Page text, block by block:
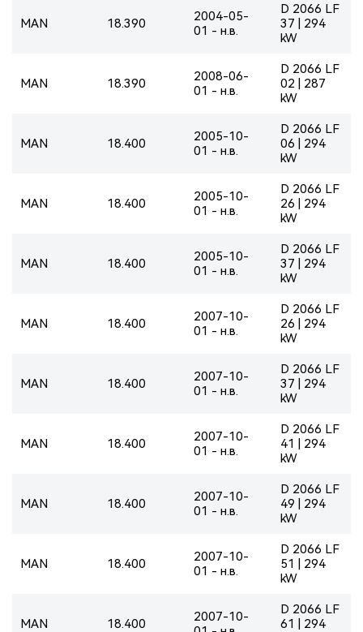
MAN 18.390
2004-05-
01 - н.в.
D 2066 LF
37 | 294
kW
MAN 18.390
2008-06-
01 - н.в.
D 2066 LF
02 | 287
kW
MAN 18.400
2005-10-
01 - н.в.
D 2066 LF
06 | 294
kW
MAN 18.400
2005-10-
01 - н.в.
D 2066 LF
26 | 294
kW
MAN 18.400
2005-10-
01 - н.в.
D 2066 LF
37 | 294
kW
MAN 18.400
2007-10-
01 - н.в.
D 2066 LF
26 | 294
kW
MAN 18.400
2007-10-
01 - н.в.
D 2066 LF
37 | 294
kW
MAN 18.400
2007-10-
01 - н.в.
D 2066 LF
41 | 294
kW
MAN 18.400
2007-10-
01 - н.в.
D 2066 LF
49 | 294
kW
MAN 18.400
2007-10-
01 - н.в.
D 2066 LF
51 | 294
kW
MAN 18.400
2007-10-
D 2066 LF
61 | 294